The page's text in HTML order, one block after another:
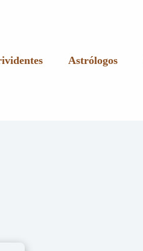
Astrólogos